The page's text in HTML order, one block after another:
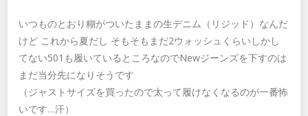
いつものとおり糊がついたままの生デニム（リジッド）なんだ
けど これから夏だし そもそもまだ2ウォッシュくらいしかし
てない501も履いているところなのでNewジーンズを下すのは
まだ当分先になりそうです
（ジャストサイズを買ったので太って履けなくなるのが一番怖
いです…汗）